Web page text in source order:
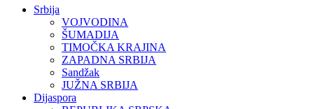
Srbija
VOJVODINA
ŠUMADIJA
TIMOČKA KRAJINA
ZAPADNA SRBIJA
Sandžak
JUŽNA SRBIJA
Dijaspora